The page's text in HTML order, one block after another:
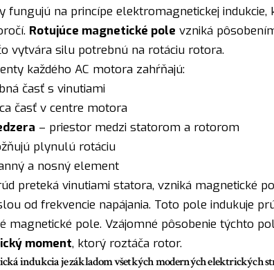
fungujú na princípe elektromagnetickej indukcie,
Rotujúce magnetické pole vzniká
vytvára silu potrebnú na rotáciu rotora.
každého AC motora zahŕňajú:
časť s vinutiami
časť v centre motora
– priestor medzi statorom a rotorom
plynulú rotáciu
a nosný element
preteká vinutiami statora, vzniká magnetické
od frekvencie napájania. Toto pole indukuje
magnetické pole. Vzájomné pôsobenie týchto
moment, ktorý roztáča rotor.
indukcia je základom všetkých moderných elektrických